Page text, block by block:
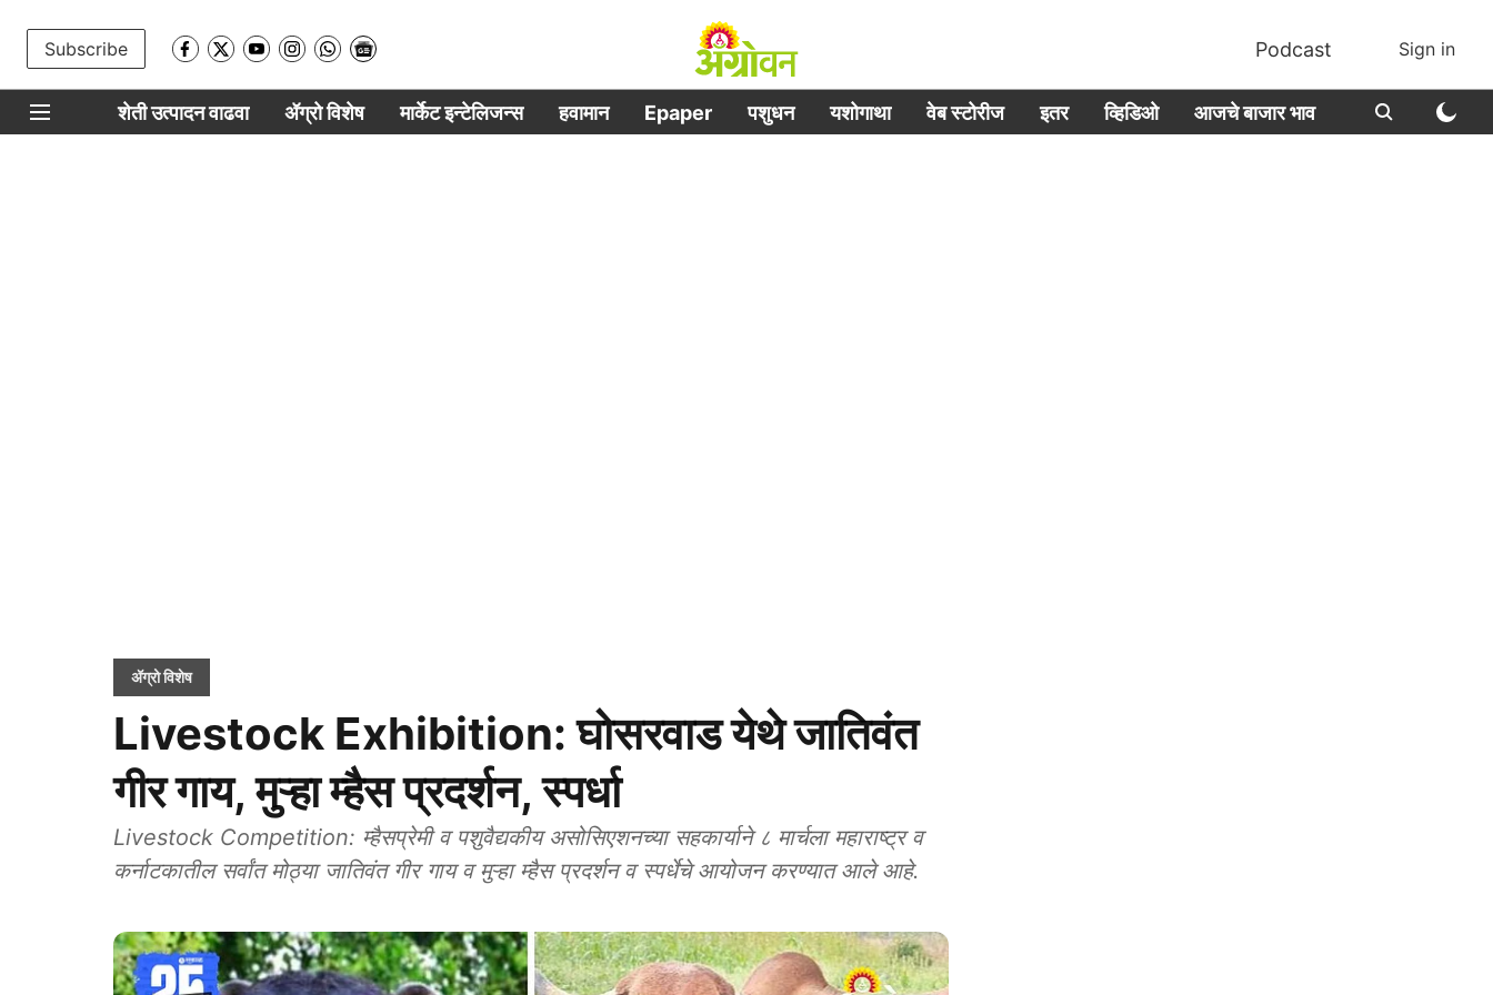
Subscribe Podcast Sign in
शेती उत्पादन वाढवा ॲग्रो विशेष मार्केट इन्टेलिजन्स हवामान Epaper पशुधन यशोगाथा वेब स्टोरीज इतर व्हिडिओ आजचे बाजार भाव
ॲग्रो विशेष
Livestock Exhibition: घोसरवाड येथे जातिवंत
गीर गाय, मुऱ्हा म्हैस प्रदर्शन, स्पर्धा
Livestock Competition: म्हैसप्रेमी व पशुवैद्यकीय असोसिएशनच्या सहकार्याने ८ मार्चला महाराष्ट्र व
कर्नाटकातील सर्वांत मोठ्या जातिवंत गीर गाय व मुऱ्हा म्हैस प्रदर्शन व स्पर्धेचे आयोजन करण्यात आले आहे.